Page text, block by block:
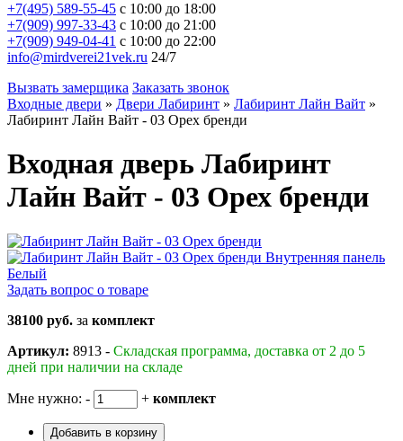
+7(495) 589-55-45 с 10:00 до 18:00
+7(909) 997-33-43 с 10:00 до 21:00
+7(909) 949-04-41 с 10:00 до 22:00
info@mirdverei21vek.ru 24/7
Вызвать замерщика Заказать звонок
Входные двери » Двери Лабиринт » Лабиринт Лайн Вайт »
Лабиринт Лайн Вайт - 03 Орех бренди
Входная дверь Лабиринт
Лайн Вайт - 03 Орех бренди
Задать вопрос о товаре
38100 руб. за комплект
Артикул: 8913 - Складская программа, доставка от 2 до 5
дней при наличии на складе
Мне нужно: - + комплект
Добавить в корзину